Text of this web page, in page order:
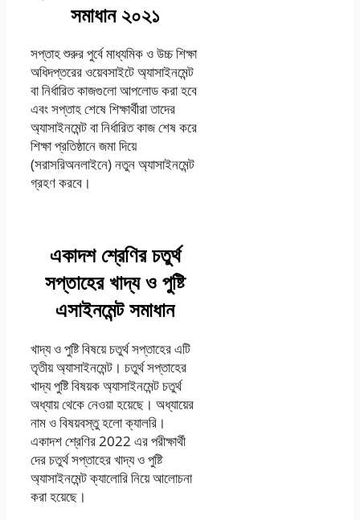
সমাধান ২০২১
সপ্তাহ শুরুর পুর্বে মাধ্যমিক ও উচ্চ শিক্ষা
অধিদপ্তরের ওয়েবসাইটে অ্যাসাইনমেন্ট
বা নির্ধারিত কাজগুলাে আপলােড করা হবে
এবং সপ্তাহ শেষে শিক্ষার্থীরা তাদের
অ্যাসাইনমেন্ট বা নির্ধারিত কাজ শেষ করে
শিক্ষা প্রতিষ্ঠানে জমা দিয়ে
(সরাসরিঅনলাইনে) নতুন অ্যাসাইনমেন্ট
গ্রহণ করবে।
একাদশ শ্রেণির চতুর্থ
সপ্তাহের খাদ্য ও পুষ্টি
এসাইনমেন্ট সমাধান
খাদ্য ও পুষ্টি বিষয়ে চতুর্থ সপ্তাহের এটি
তৃতীয় অ্যাসাইনমেন্ট। চতুর্থ সপ্তাহের
খাদ্য পুষ্টি বিষয়ক অ্যাসাইনমেন্ট চতুর্থ
অধ্যায় থেকে নেওয়া হয়েছে। অধ্যায়ের
নাম ও বিষয়বস্তু হলো ক্যালরি।
একাদশ শ্রেণির 2022 এর পরীক্ষার্থী
দের চতুর্থ সপ্তাহের খাদ্য ও পুষ্টি
অ্যাসাইনমেন্ট ক্যালোরি নিয়ে আলোচনা
করা হয়েছে।